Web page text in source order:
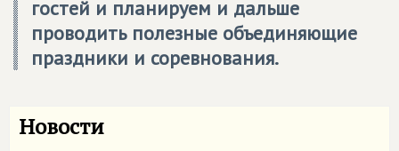
гостей и планируем и дальше
проводить полезные объединяющие
праздники и соревнования.
Новости